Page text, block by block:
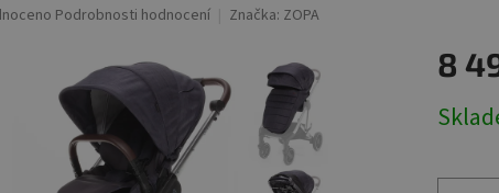
Podrobnosti hodnocení Značka: ZOPA
8
cena: